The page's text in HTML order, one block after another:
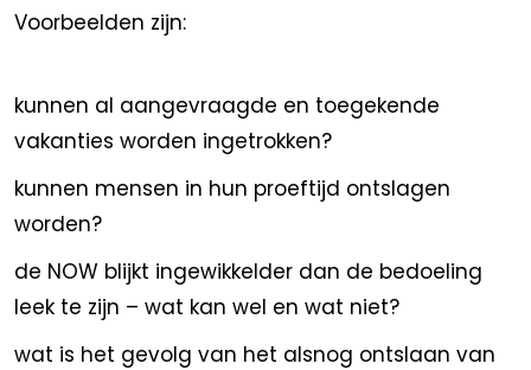
Voorbeelden zijn:
kunnen al aangevraagde en toegekende
vakanties worden ingetrokken?
kunnen mensen in hun proeftijd ontslagen
worden?
de NOW blijkt ingewikkelder dan de bedoeling
leek te zijn – wat kan wel en wat niet?
wat is het gevolg van het alsnog ontslaan van